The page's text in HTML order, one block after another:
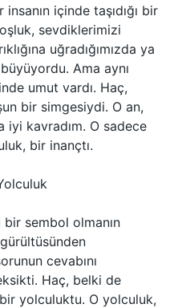
içinde taşıdığı bir
sevdiklerimizi
uğradığımızda ya
Ama aynı
umut vardı. Haç,
bir simgesiydi. O an,
iyi kavradım. O sadece
bir inançtı.
bir sembol olmanın
cevabını
Haç, belki de
yolculuktu. O yolculuk,